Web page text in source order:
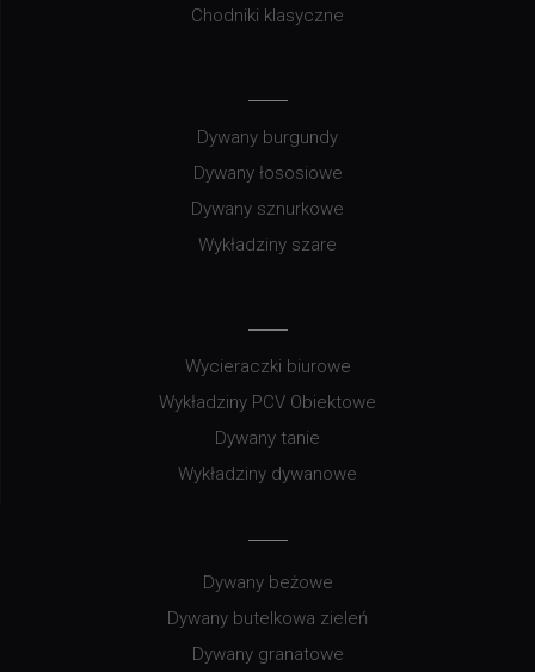
Chodniki klasyczne
Dywany burgundy
Dywany łososiowe
Dywany sznurkowe
Wykładziny szare
Wycieraczki biurowe
Wykładziny PCV Obiektowe
Dywany tanie
Wykładziny dywanowe
Dywany beżowe
Dywany butelkowa zieleń
Dywany granatowe